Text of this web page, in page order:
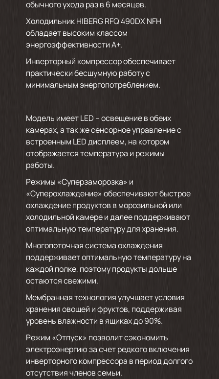
обычного ухода раз в 6 месяцев.
Холодильник HIBERG RFQ 490DX NFH
обладает высоким классом
энергоэффективности А+.
Инверторный компрессор обеспечивает
практически бесшумную работу с
минимальным энергопотреблением.
Модель имеет LED – освещение в обеих
камерах, а так же сенсорное управление с
встроенным LED дисплеем, на котором
отображается температура и режимы
работы.
Режимы «Суперзаморозка» и
«Суперохлаждение» обеспечивают быстрое
охлаждение продуктов в морозильной или
холодильной камере и далее поддерживают
оптимальную температуру для хранения.
Многопоточная система охлаждения
поддерживает оптимальную температуру на
каждой полке, поэтому продукты дольше
остаются свежими.
Мембранная технология улучшает условия
хранения овощей и фруктов, поддерживая
уровень влажности в ящиках до 90%.
Режим «Отпуск» позволит сэкономить
электроэнергию за счет редкого включения
инверторного компрессора в период долгого
отсутствия членов семьи.